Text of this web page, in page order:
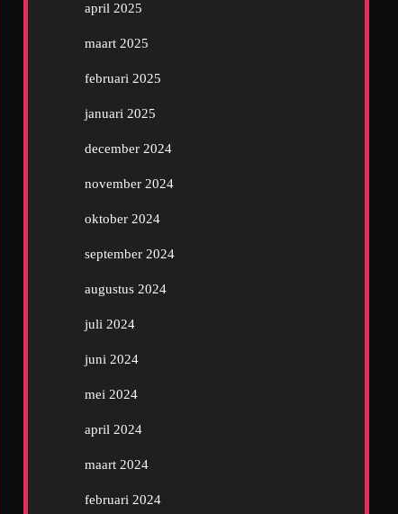
april 2025
maart 2025
februari 2025
januari 2025
december 2024
november 2024
oktober 2024
september 2024
augustus 2024
juli 2024
juni 2024
mei 2024
april 2024
maart 2024
februari 2024